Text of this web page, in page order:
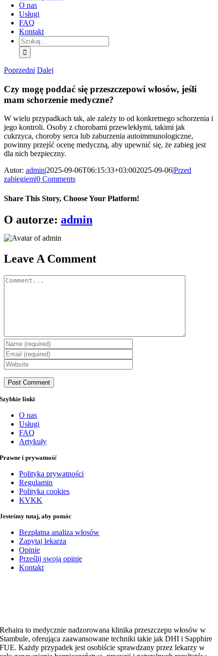
O nas
Usługi
FAQ
Kontakt
Szukaj:
Poprzedni Dalej
Czy mogę poddać się przeszczepowi włosów, jeśli
mam schorzenie medyczne?
W wielu przypadkach tak, ale zależy to od konkretnego schorzenia i
jego kontroli. Osoby z chorobami przewlekłymi, takimi jak
cukrzyca, choroby serca lub zaburzenia autoimmunologiczne,
powinny przejść ocenę medyczną, aby upewnić się, że zabieg jest
dla nich bezpieczny.
Autor: admin|2025-09-06T06:15:33+03:002025-09-06|Przed
zabiegiem|0 Comments
Share This Story, Choose Your Platform!
Facebook
X
Bluesky
Reddit
LinkedIn
WhatsApp
Telegram
Tumblr
Pinterest
Xing
E-
mail
O autorze: admin
Leave A Comment
Comment
Szybkie linki
O nas
Usługi
FAQ
Artykuły
Prawne i prywatność
Polityka prywatności
Regulamin
Polityka cookies
KVKK
Jesteśmy tutaj, aby pomóc
Bezpłatna analiza włosów
Zapytaj lekarza
Opinie
Prześlij swoją opinię
Kontakt
Rehaira to medycznie nadzorowana klinika przeszczepu włosów w
Stambule, oferująca zaawansowane techniki takie jak DHI i Sapphire
FUE. Każdy przypadek jest osobiście sprawdzany przez lekarzy w